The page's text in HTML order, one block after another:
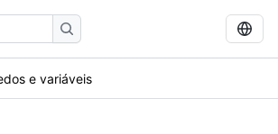
e variáveis